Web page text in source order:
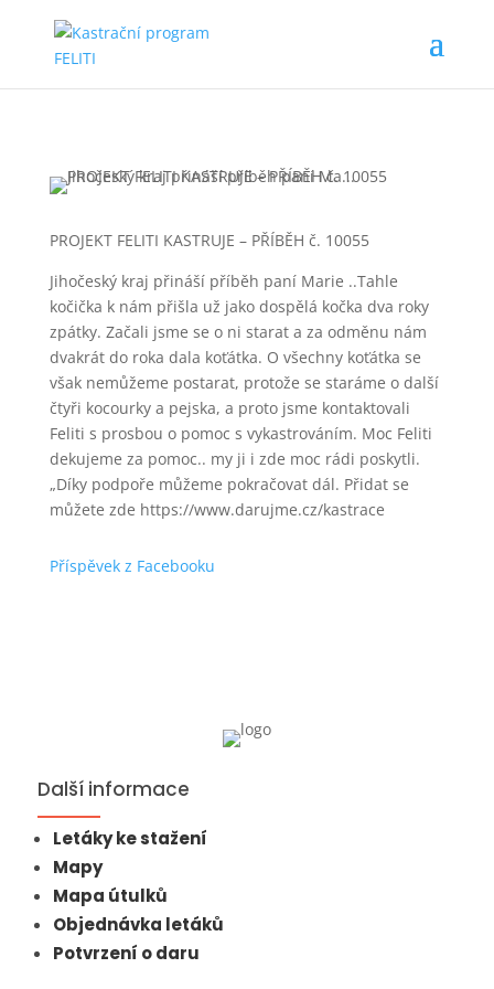
PROJEKT FELITI KASTRUJE – PŘÍBĚH č. 10055
Jihočeský kraj přináší příběh paní Marie ..Tahle
kočička k nám přišla už jako dospělá kočka dva roky
zpátky. Začali jsme se o ni starat a za odměnu nám
dvakrát do roka dala koťátka. O všechny koťátka se
však nemůžeme postarat, protože se staráme o další
čtyři kocourky a pejska, a proto jsme kontaktovali
Feliti s prosbou o pomoc s vykastrováním. Moc Feliti
dekujeme za pomoc.. my ji i zde moc rádi poskytli.
„Díky podpoře můžeme pokračovat dál. Přidat se
můžete zde https://www.darujme.cz/kastrace
Příspěvek z Facebooku
Další informace
Letáky ke stažení
Mapy
Mapa útulků
Objednávka letáků
Potvrzení o daru